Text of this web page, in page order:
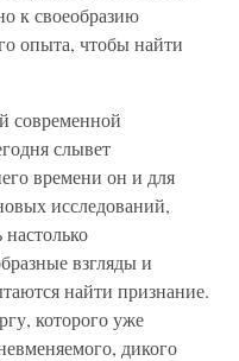
к своеобразию
опыта, чтобы найти
современной
слывет
времени он и для
исследований,
взгляды и
найти признание.
которого уже
дикого